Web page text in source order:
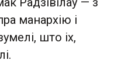
манархію і
што іх,